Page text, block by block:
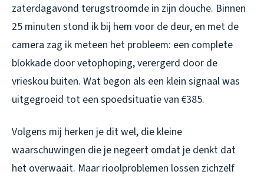
zaterdagavond terugstroomde in zijn douche. Binnen
25 minuten stond ik bij hem voor de deur, en met de
camera zag ik meteen het probleem: een complete
blokkade door vetophoping, verergerd door de
vrieskou buiten. Wat begon als een klein signaal was
uitgegroeid tot een spoedsituatie van €385.
Volgens mij herken je dit wel, die kleine
waarschuwingen die je negeert omdat je denkt dat
het overwaait. Maar rioolproblemen lossen zichzelf